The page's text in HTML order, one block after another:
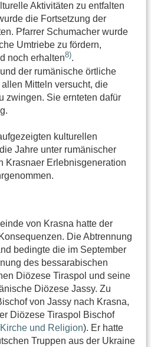
Aktivitäten zu entfalten
die Fortsetzung der
Pfarrer Schumacher wurde
Umtriebe zu fördern,
noch erhalten8).
der rumänische örtliche
Mitteln versucht, die
zwingen. Sie ernteten dafür
kulturellen
Jahre unter rumänischer
Krasnaer Erlebnisgeneration
von Krasna hatte der
Die Abtrennung
bedingte die im September
des bessarabischen
Diözese Tiraspol und seine
Diözese Jassy. Zu
von Jassy nach Krasna,
Diözese Tiraspol Bischof
und Religion). Er hatte
Truppen aus der Ukraine